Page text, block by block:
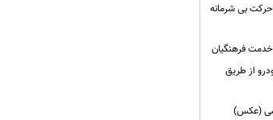
بی شرمانه
از طریق
(عکس)